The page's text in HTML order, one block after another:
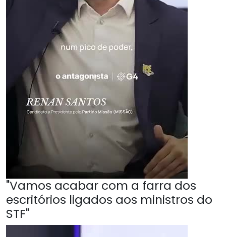
"Vamos acabar com a farra dos
escritórios ligados aos ministros do
STF"